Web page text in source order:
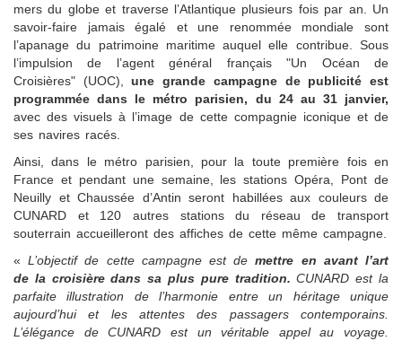
mers du globe et traverse l’Atlantique plusieurs fois par an. Un
savoir-faire jamais égalé et une renommée mondiale sont
l’apanage du patrimoine maritime auquel elle contribue. Sous
l’impulsion de l’agent général français "Un Océan de
Croisières" (UOC),une grande campagne de publicité est
programmée dans le métro parisien, du 24 au 31 janvier,
avec des visuels à l’image de cette compagnie iconique et de
ses navires racés.
Ainsi, dans le métro parisien, pour la toute première fois en
France et pendant une semaine, les stations Opéra, Pont de
Neuilly et Chaussée d’Antin seront habillées aux couleurs de
CUNARD et 120 autres stations du réseau de transport
souterrain accueilleront des affiches de cette même campagne.
«L’objectif de cette campagne est demettre en avant l’art
de la croisière dans sa plus pure tradition. CUNARD est la
parfaite illustration de l’harmonie entre un héritage unique
aujourd’hui et les attentes des passagers contemporains.
L’élégance de CUNARD est un véritable appel au voyage.